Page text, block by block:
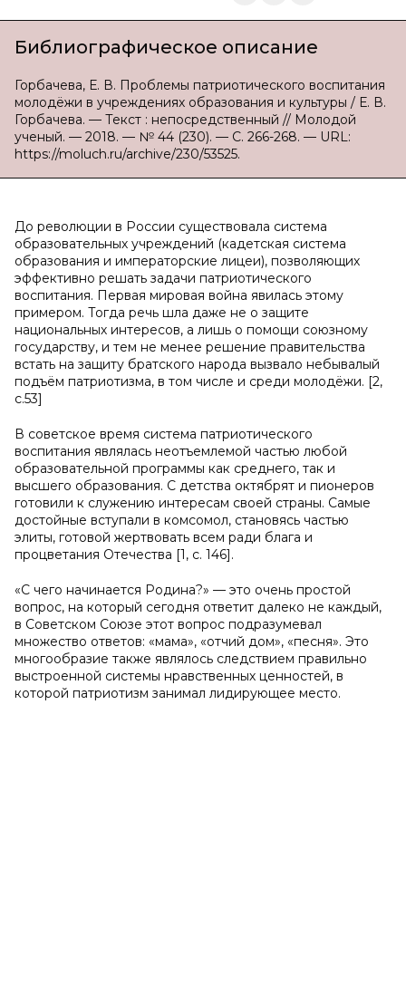
Библиографическое описание
Горбачева, Е. В. Проблемы патриотического воспитания
молодёжи в учреждениях образования и культуры / Е. В.
Горбачева. — Текст : непосредственный // Молодой
ученый. — 2018. — № 44 (230). — С. 266-268. — URL:
https://moluch.ru/archive/230/53525.
До революции в России существовала система
образовательных учреждений (кадетская система
образования и императорские лицеи), позволяющих
эффективно решать задачи патриотического
воспитания. Первая мировая война явилась этому
примером. Тогда речь шла даже не о защите
национальных интересов, а лишь о помощи союзному
государству, и тем не менее решение правительства
встать на защиту братского народа вызвало небывалый
подъём патриотизма, в том числе и среди молодёжи. [2,
с.53]
В советское время система патриотического
воспитания являлась неотъемлемой частью любой
образовательной программы как среднего, так и
высшего образования. С детства октябрят и пионеров
готовили к служению интересам своей страны. Самые
достойные вступали в комсомол, становясь частью
элиты, готовой жертвовать всем ради блага и
процветания Отечества [1, с. 146].
«С чего начинается Родина?» — это очень простой
вопрос, на который сегодня ответит далеко не каждый,
в Советском Союзе этот вопрос подразумевал
множество ответов: «мама», «отчий дом», «песня». Это
многообразие также являлось следствием правильно
выстроенной системы нравственных ценностей, в
которой патриотизм занимал лидирующее место.